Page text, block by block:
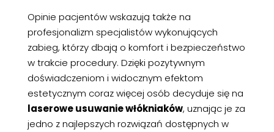
Opinie pacjentów wskazują także na
profesjonalizm specjalistów wykonujących
zabieg, którzy dbają o komfort i bezpieczeństwo
w trakcie procedury. Dzięki pozytywnym
doświadczeniom i widocznym efektom
estetycznym coraz więcej osób decyduje się na
laserowe usuwanie włókniaków, uznając je za
jedno z najlepszych rozwiązań dostępnych w